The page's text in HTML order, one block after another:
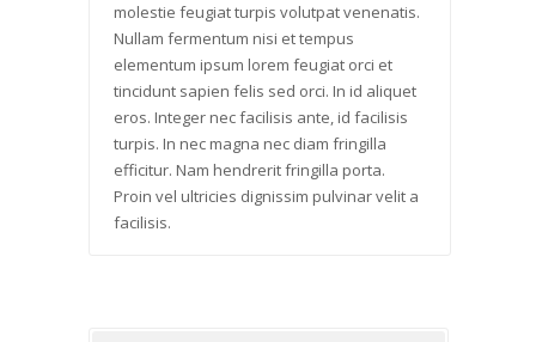
molestie feugiat turpis volutpat venenatis.
Nullam fermentum nisi et tempus
elementum ipsum lorem feugiat orci et
tincidunt sapien felis sed orci. In id aliquet
eros. Integer nec facilisis ante, id facilisis
turpis. In nec magna nec diam fringilla
efficitur. Nam hendrerit fringilla porta.
Proin vel ultricies dignissim pulvinar velit a
facilisis.